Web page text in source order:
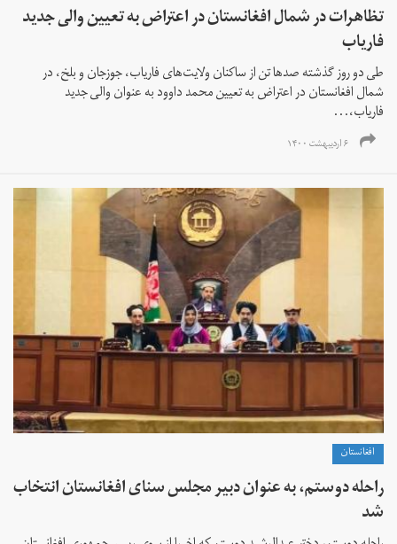
تظاهرات در شمال افغانستان در اعتراض به تعیین والی جدید
فاریاب
طی دو روز گذشته صدها تن از ساکنان ولایت‌های فاریاب، جوزجان و بلخ، در
شمال افغانستان در اعتراض به تعیین محمد داوود به عنوان والی جدید
فاریاب،...
۶ اردیبهشت ۱۴۰۰
افغانستان
راحله دوستم، به عنوان دبیر مجلس سنای افغانستان انتخاب
شد